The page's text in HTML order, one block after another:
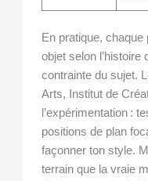
En pratique, chaque
objet selon l’histoire
contrainte du sujet.
Arts, Institut de
l’expérimentation :
positions de plan
façonner ton style.
terrain que la vraie